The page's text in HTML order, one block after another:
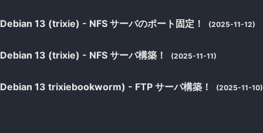
Debian 13 (trixie) - NFS サーバのポート固定！ (2025-11-12)
Debian 13 (trixie) - NFS サーバ構築！ (2025-11-11)
Debian 13 trixiebookworm) - FTP サーバ構築！ (2025-11-10)